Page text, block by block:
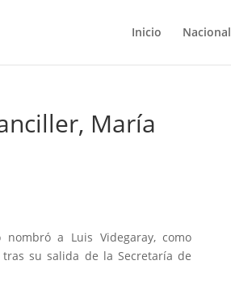
Inicio Nacional
María
a Luis Videgaray, como
su salida de la Secretaría de